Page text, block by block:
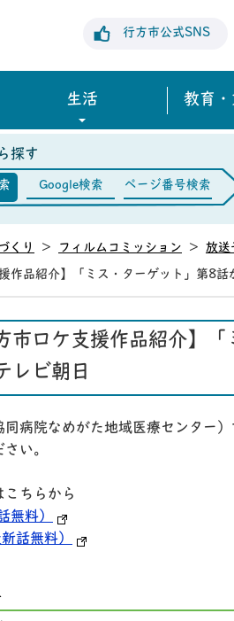
行方市公式SNS
生活 教育
探す
Google検索 ページ番号検索
くり > フィルムコミッション > 放送
援作品紹介】「ミス・ターゲット」第8
市ロケ支援作品紹介】
レビ朝日
同病院なめがた地域医療センター
い。
こちらから
無料）
話無料）